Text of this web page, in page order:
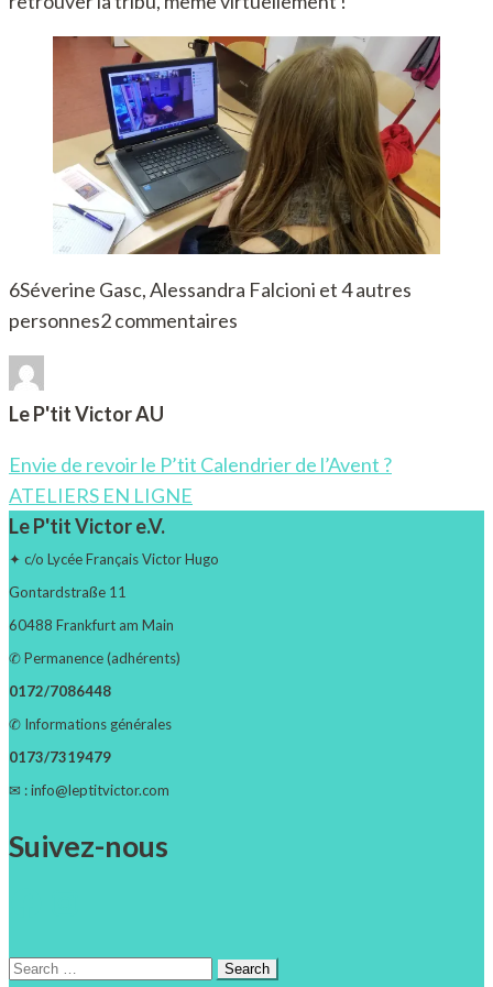
6Séverine Gasc, Alessandra Falcioni et 4 autres
personnes2 commentaires
Le P'tit Victor AU
Post
Navigation
Envie de revoir le P’tit Calendrier de l’Avent ?
ATELIERS EN LIGNE
Le P'tit Victor e.V.
✦ c/o Lycée Français Victor Hugo
Gontardstraße 11
60488 Frankfurt am Main
✆ Permanence (adhérents)
0172/7086448
✆ Informations générales
0173/7319479
✉ : info@leptitvictor.com
Suivez-nous
Search